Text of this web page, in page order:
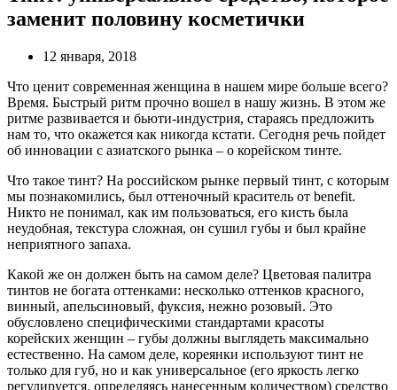
заменит половину косметички
12 января, 2018
Что ценит современная женщина в нашем мире больше всего?
Время. Быстрый ритм прочно вошел в нашу жизнь. В этом же
ритме развивается и бьюти-индустрия, стараясь предложить
нам то, что окажется как никогда кстати. Сегодня речь пойдет
об инновации с азиатского рынка – о корейском тинте.
Что такое тинт? На российском рынке первый тинт, с которым
мы познакомились, был оттеночный краситель от benefit.
Никто не понимал, как им пользоваться, его кисть была
неудобная, текстура сложная, он сушил губы и был крайне
неприятного запаха.
Какой же он должен быть на самом деле? Цветовая палитра
тинтов не богата оттенками: несколько оттенков красного,
винный, апельсиновый, фуксия, нежно розовый. Это
обусловлено специфическими стандартами красоты
корейских женщин – губы должны выглядеть максимально
естественно. На самом деле, кореянки используют тинт не
только для губ, но и как универсальное (его яркость легко
регулируется, определяясь нанесенным количеством) средство